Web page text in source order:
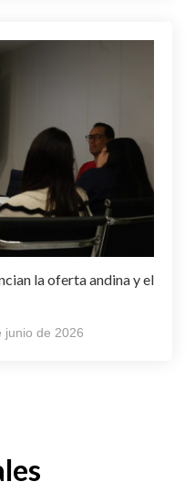
la oferta andina y el
junio de 2026